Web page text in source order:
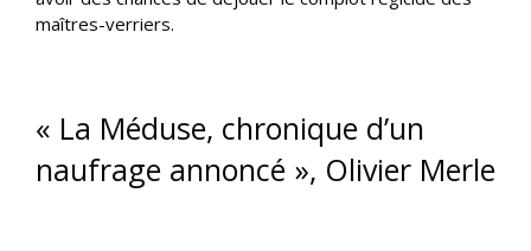
maîtres-verriers.
« La Méduse, chronique d’un
naufrage annoncé », Olivier Merle